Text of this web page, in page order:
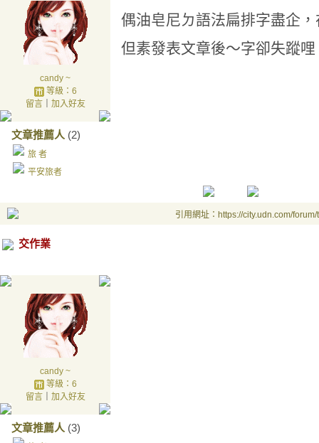
candy ~
等級：6
留言｜ 加入好友
文章推薦人 (2)
旅 者
平安旅者
偶油皂尼ㄉ語法扁排字盡企
但素發表文章後～字卻失蹤
引用網址：https://city.udn.com/
交作業
candy ~
等級：6
留言｜ 加入好友
文章推薦人 (3)